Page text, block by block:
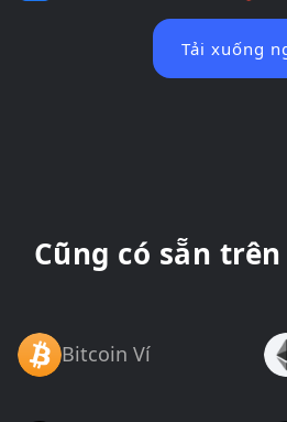
Tải xuống
Cũng có sẵn
Bitcoin Ví